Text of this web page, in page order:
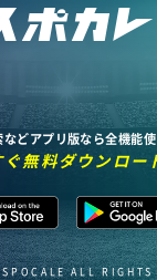
などアプリ版なら全機能
ぐ無料ダウンロー
ALL RIGHTS